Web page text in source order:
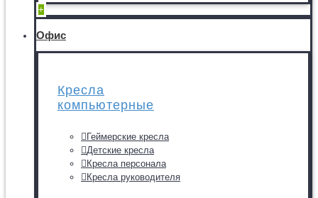
+
Офис
Кресла
компьютерные
Геймерские кресла
Детские кресла
Кресла персонала
Кресла руководителя